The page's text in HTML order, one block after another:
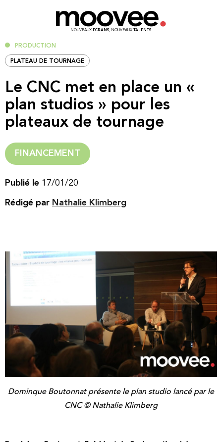
NOUVEAUX ECRANS, NOUVEAUX TALENTS
PRODUCTION
PLATEAU DE TOURNAGE
Le CNC met en place un «
plan studios » pour les
plateaux de tournage
FINANCEMENT
Publié le 17/01/20
Rédigé par Nathalie Klimberg
Dominque Boutonnat présente le plan studio lancé par le
CNC © Nathalie Klimberg